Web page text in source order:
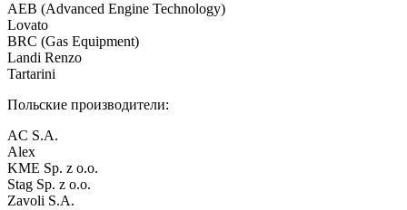
AEB (Advanced Engine Technology)
Lovato
BRC (Gas Equipment)
Landi Renzo
Tartarini
Польские производители:
AC S.A.
Alex
KME Sp. z o.o.
Stag Sp. z o.o.
Zavoli S.A.